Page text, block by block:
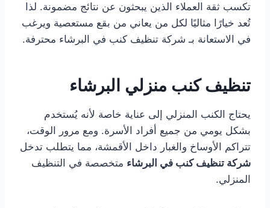
تكسب ثقة العملاء الذين يبحثون عن نتائج مضمونة. لذا
تُعد خيارًا مثاليًا لكل من يعاني من بقع مستعصية ويرغب
في الاستعانة بـ شركة تنظيف كنب في البرشاء محترفة.
تنظيف كنب منزلي البرشاء
يحتاج الكنب المنزلي إلى عناية خاصة لأنه يُستخدم
بشكل يومي من جميع أفراد الأسرة. ومع مرور الوقت،
تتراكم الأوساخ والغبار داخل الأقمشة، مما يتطلب تدخل
شركة تنظيف كنب في البرشاء متخصصة في التنظيف
المنزلي.